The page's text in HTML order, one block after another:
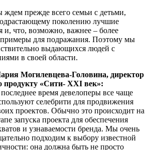
прежде всего семьи с детьми,
поколению лучшие
и, что, возможно, важнее – более
для подражания. Поэтому мы
выдающихся людей с
в своей области.
Могилевцева-Головина, директор
продукту «Сити- XXI век»:
время девелоперы все чаще
селебрити для продвижения
проектов. Обычно это происходит на
запуска проекта для обеспечения
и узнаваемости бренда. Мы очень
подходим к выбору известной
она должна быть не просто